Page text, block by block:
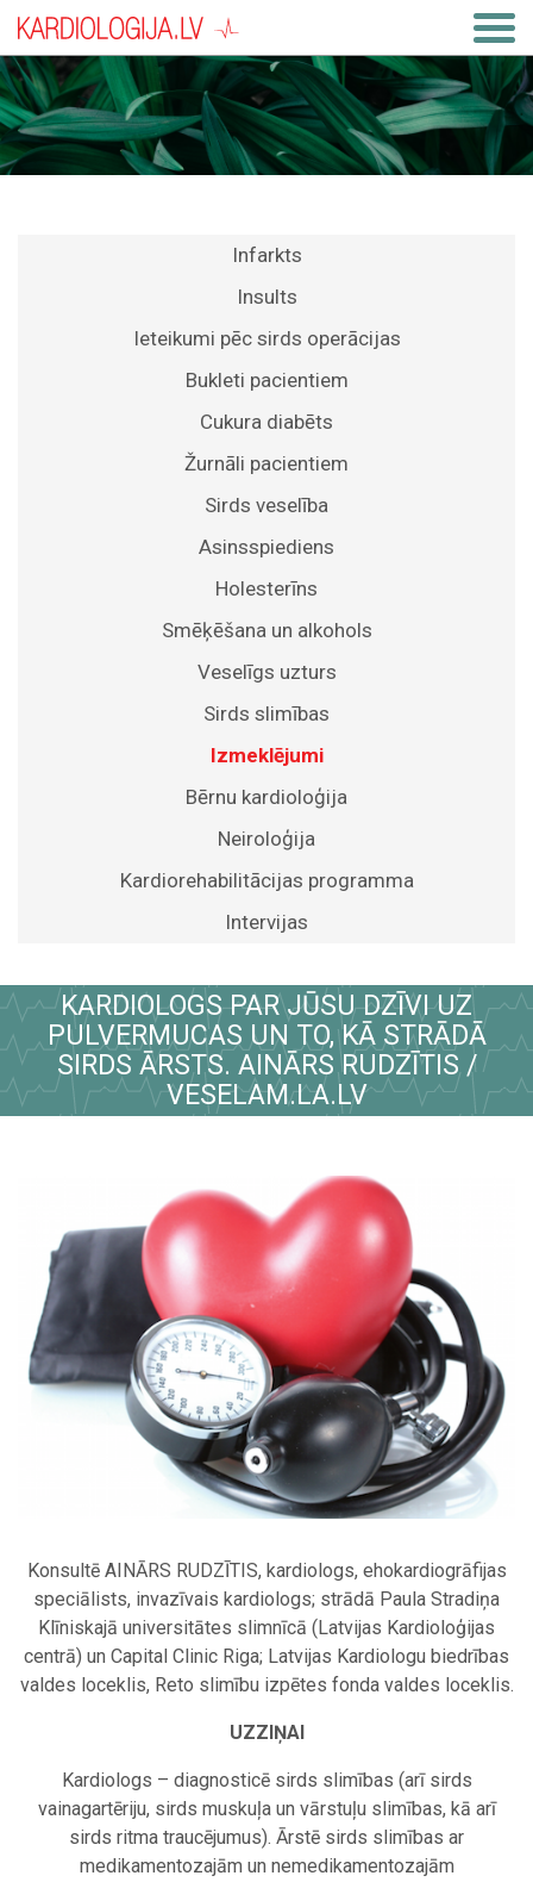
Infarkts
Insults
Ieteikumi pēc sirds operācijas
Bukleti pacientiem
Cukura diabēts
Žurnāli pacientiem
Sirds veselība
Asinsspiediens
Holesterīns
Smēķēšana un alkohols
Veselīgs uzturs
Sirds slimības
Izmeklējumi
Bērnu kardioloģija
Neiroloģija
Kardiorehabilitācijas programma
Intervijas
KARDIOLOGS PAR JŪSU DZĪVI UZ
PULVERMUCAS UN TO, KĀ STRĀDĀ
SIRDS ĀRSTS. AINĀRS RUDZĪTIS /
VESELAM.LA.LV
Konsultē AINĀRS RUDZĪTIS, kardiologs, ehokardiogrāfijas
speciālists, invazīvais kardiologs; strādā Paula Stradiņa
Klīniskajā universitātes slimnīcā (Latvijas Kardioloģijas
centrā) un Capital Clinic Riga; Latvijas Kardiologu biedrības
valdes loceklis, Reto slimību izpētes fonda valdes loceklis.
UZZIŅAI
Kardiologs – diagnosticē sirds slimības (arī sirds
vainagartēriju, sirds muskuļa un vārstuļu slimības, kā arī
sirds ritma traucējumus). Ārstē sirds slimības ar
medikamentozajām un nemedikamentozajām